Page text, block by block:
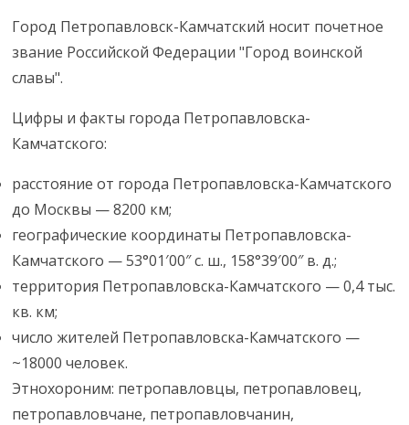
Город Петропавловск-Камчатский носит почетное
звание Российской Федерации "Город воинской
славы".
Цифры и факты города Петропавловска-
Камчатского:
расстояние от города Петропавловска-Камчатского
до Москвы — 8200 км;
географические координаты Петропавловска-
Камчатского — 53°01′00″ с. ш., 158°39′00″ в. д.;
территория Петропавловска-Камчатского — 0,4 тыс.
кв. км;
число жителей Петропавловска-Камчатского —
~18000 человек.
Этнохороним: петропавловцы, петропавловец,
петропавловчане, петропавловчанин,